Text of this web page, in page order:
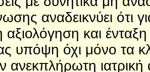
αναδεικνύει ότι
και ένταξη
υπόψη όχι μόνο τα
ανεκπλήρωτη